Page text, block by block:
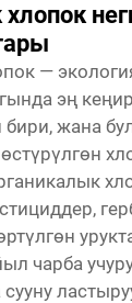
—
эң
жана
чарба